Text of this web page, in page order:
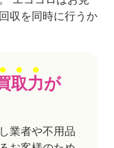
収を同時に行うか
取力が
業者や不用品